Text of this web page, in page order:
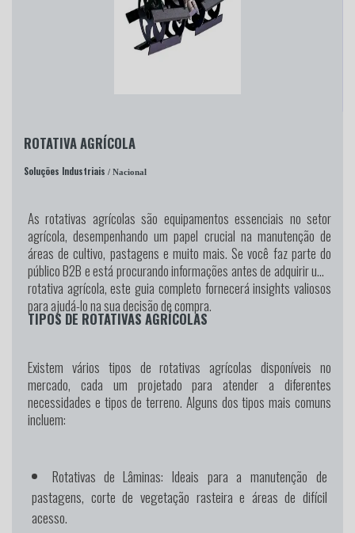
ROTATIVA AGRÍCOLA
Soluções Industriais / Nacional
As rotativas agrícolas são equipamentos essenciais no setor
agrícola, desempenhando um papel crucial na manutenção de
áreas de cultivo, pastagens e muito mais. Se você faz parte do
público B2B e está procurando informações antes de adquirir uma
rotativa agrícola, este guia completo fornecerá insights valiosos
para ajudá-lo na sua decisão de compra.
TIPOS DE ROTATIVAS AGRÍCOLAS
Existem vários tipos de rotativas agrícolas disponíveis no
mercado, cada um projetado para atender a diferentes
necessidades e tipos de terreno. Alguns dos tipos mais comuns
incluem:
Rotativas de Lâminas: Ideais para a manutenção de
pastagens, corte de vegetação rasteira e áreas de difícil
acesso.